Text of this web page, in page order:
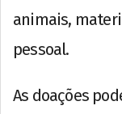
animais,
pessoal.
As doações